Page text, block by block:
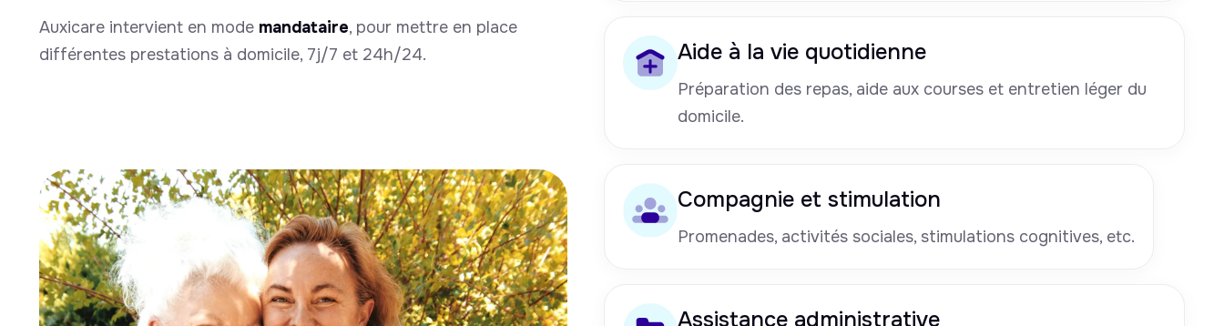
Auxicare intervient en mode mandataire, pour mettre en place
différentes prestations à domicile, 7j/7 et 24h/24.
Aide à la vie quotidienne
Préparation des repas, aide aux courses et entretien léger du
domicile.
Compagnie et stimulation
Promenades, activités sociales, stimulations cognitives, etc.
Assistance administrative